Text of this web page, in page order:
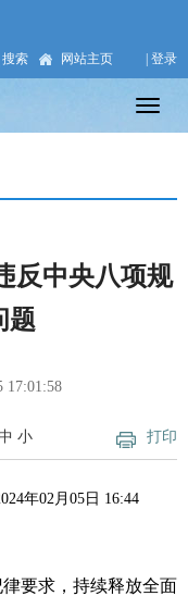
搜索 网站主页 | 登录
反中央八项规
题
17:01:58
打印
小
年02月05日 16:44
要求，持续释放全面